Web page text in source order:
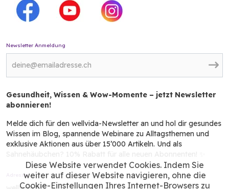
Diese Website verwendet Cookies. Indem Sie
weiter auf dieser Website navigieren, ohne die
Cookie-Einstellungen Ihres Internet-Browsers zu
Newsletter Anmeldung
Gesundheit, Wissen & Wow-Momente – jetzt Newsletter
abonnieren!
Melde dich für den wellvida-Newsletter an und hol dir gesundes
Wissen im Blog, spannende Webinare zu Alltagsthemen und
exklusive Aktionen aus über 15’000 Artikeln. Und als
Adresse